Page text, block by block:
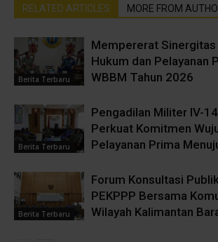
RELATED ARTICLES MORE FROM
Berita Terbaru
Mempererat Sinergitas
Hukum dan Pelayanan
WBBM Tahun 2026
Berita Terbaru
Pengadilan Militer IV-
Perkuat Komitmen
Pelayanan Prima
Berita Terbaru
Forum Konsultasi
PEKPPP Bersama
Wilayah Kalimantan